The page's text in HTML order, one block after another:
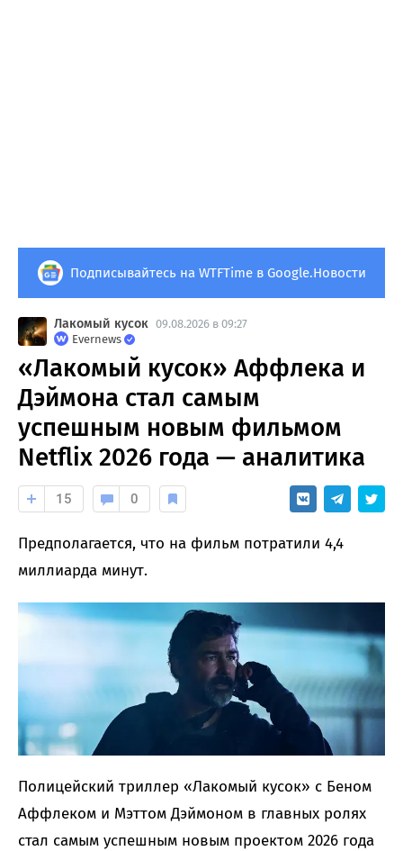
Подписывайтесь на WTFTime в Google.Новости
Лакомый кусок 09.08.2026 в 09:27
Evernews
«Лакомый кусок» Аффлека и
Дэймона стал самым
успешным новым фильмом
Netflix 2026 года — аналитика
15 0
Предполагается, что на фильм потратили 4,4
миллиарда минут.
Полицейский триллер «Лакомый кусок» с Беном
Аффлеком и Мэттом Дэймоном в главных ролях
стал самым успешным новым проектом 2026 года